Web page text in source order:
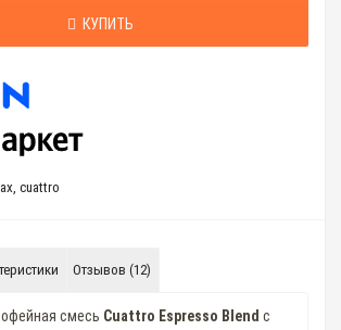
КУПИТЬ
, cuattro
Отзывов (12)
смесь Cuattro Espresso Blend с